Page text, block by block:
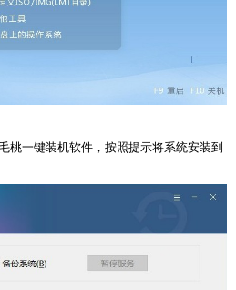
桃一键装机软件，按照提示将系统安装到